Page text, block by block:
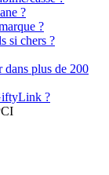
?
?
si chers ?
plus de 200
?